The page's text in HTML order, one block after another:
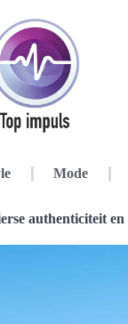
Mode
authenticiteit en